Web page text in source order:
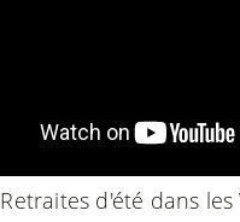
Retraites d'été dans les